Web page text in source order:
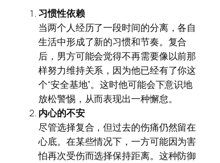
习惯性依赖
当两个人经历了一段时间的分离，各自
生活中形成了新的习惯和节奏。复合
后，男方可能会觉得不再需要像以前那
样努力维持关系，因为他已经有了你这
个“安全基地”。这时他可能会下意识地
放松警惕，从而表现出一种懈怠。
内心的不安
尽管选择复合，但过去的伤痛仍然留在
心底。在某些情况下，一方可能因为害
怕再次受伤而选择保持距离。这种防御